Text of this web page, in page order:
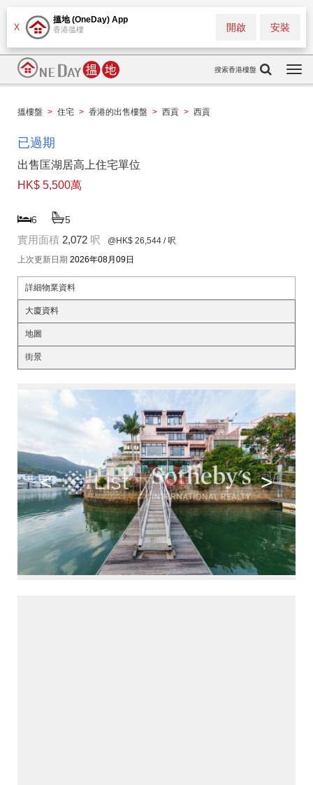
X
搵地 (OneDay) App
香港搵樓 安裝
開啟
搜索香港樓盤
搵樓盤 > 住宅 > 香港的出售樓盤 > 西貢 > 西貢
已過期
出售匡湖居高上住宅單位
HK$ 5,500萬
6 5
實用面積 2,072 呎 @HK$ 26,544 / 呎
上次更新日期 2026年08月09日
詳細物業資料
大廈資料
地圖
街景
< >